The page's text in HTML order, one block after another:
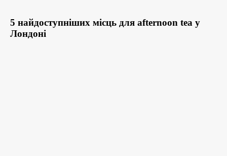
5 найдоступніших місць для afternoon tea у
Лондоні